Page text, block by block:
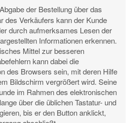
der Bestellung über das
des Verkäufers kann der Kunde
durch aufmerksames Lesen der
Informationen erkennen.
Mittel zur besseren
kann dabei die
des Browsers sein, mit deren Hilfe
Bildschirm vergrößert wird. Seine
im Rahmen des elektronischen
über die üblichen Tastatur- und
bis er den Button anklickt,